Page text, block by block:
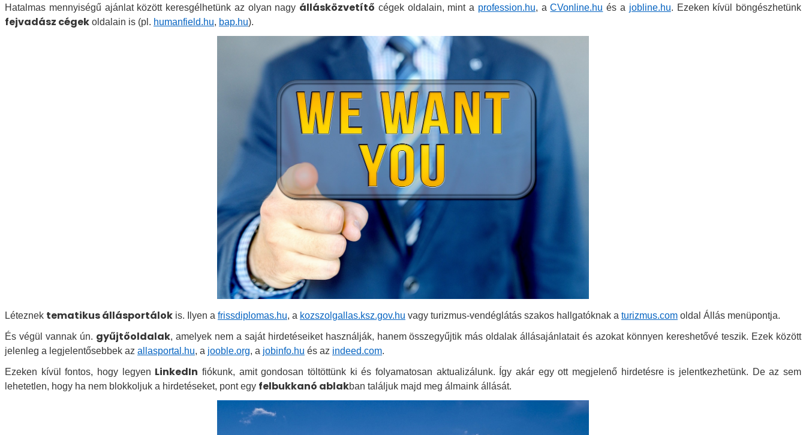
Hatalmas mennyiségű ajánlat között keresgélhetünk az olyan nagy állásközvetítő cégek oldalain, mint a profession.hu, aCVonline.hu és a jobline.hu. Ezeken kívül böngészhetünk
fejvadász cégek oldalain is (pl. humanfield.hu, bap.hu).
Léteznek tematikus állásportálok is. Ilyen a frissdiplomas.hu, a kozszolgallas.ksz.gov.hu vagy turizmus-vendéglátás szakos hallgatóknak a turizmus.com oldal Állás menüpontja.
És végül vannak ún. gyűjtőoldalak, amelyek nem a saját hirdetéseiket használják, hanem összegyűjtik más oldalak állásajánlatait és azokat könnyen kereshetővé teszik. Ezek között
jelenleg a legjelentősebbek az allasportal.hu, a jooble.org, a jobinfo.hu és az indeed.com.
Ezeken kívül fontos, hogy legyen LinkedIn fiókunk, amit gondosan töltöttünk ki és folyamatosan aktualizálunk. Így akár egy ott megjelenő hirdetésre is jelentkezhetünk. De az sem
lehetetlen, hogy ha nem blokkoljuk a hirdetéseket, pont egy felbukkanó ablakban találjuk majd meg álmaink állását.